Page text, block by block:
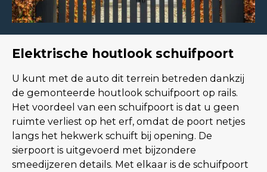
Elektrische houtlook schuifpoort
U kunt met de auto dit terrein betreden dankzij
de gemonteerde houtlook schuifpoort op rails.
Het voordeel van een schuifpoort is dat u geen
ruimte verliest op het erf, omdat de poort netjes
langs het hekwerk schuift bij opening. De
sierpoort is uitgevoerd met bijzondere
smeedijzeren details. Met elkaar is de schuifpoort